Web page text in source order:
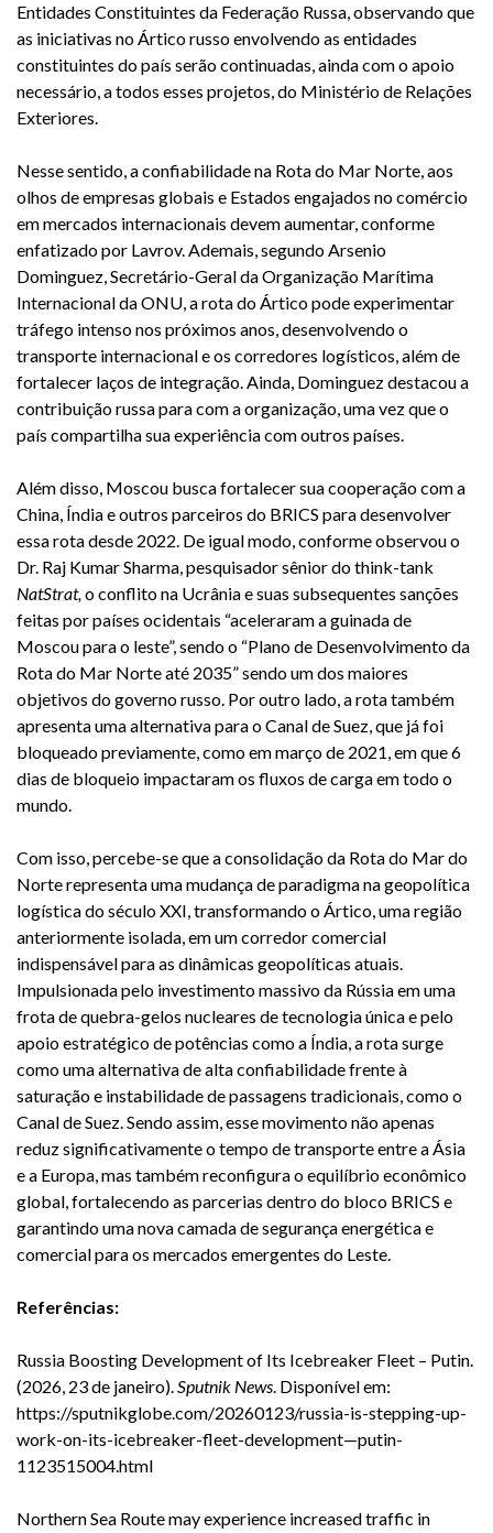
Entidades Constituintes da Federação Russa, observando que
as iniciativas no Ártico russo envolvendo as entidades
constituintes do país serão continuadas, ainda com o apoio
necessário, a todos esses projetos, do Ministério de Relações
Exteriores.
Nesse sentido, a confiabilidade na Rota do Mar Norte, aos
olhos de empresas globais e Estados engajados no comércio
em mercados internacionais devem aumentar, conforme
enfatizado por Lavrov. Ademais, segundo Arsenio
Dominguez, Secretário-Geral da Organização Marítima
Internacional da ONU, a rota do Ártico pode experimentar
tráfego intenso nos próximos anos, desenvolvendo o
transporte internacional e os corredores logísticos, além de
fortalecer laços de integração. Ainda, Dominguez destacou a
contribuição russa para com a organização, uma vez que o
país compartilha sua experiência com outros países.
Além disso, Moscou busca fortalecer sua cooperação com a
China, Índia e outros parceiros do BRICS para desenvolver
essa rota desde 2022. De igual modo, conforme observou o
Dr. Raj Kumar Sharma, pesquisador sênior do think-tank
NatStrat,o conflito na Ucrânia e suas subsequentes sanções
feitas por países ocidentais “aceleraram a guinada de
Moscou para o leste”, sendo o “Plano de Desenvolvimento da
Rota do Mar Norte até 2035” sendo um dos maiores
objetivos do governo russo. Por outro lado, a rota também
apresenta uma alternativa para o Canal de Suez, que já foi
bloqueado previamente, como em março de 2021, em que 6
dias de bloqueio impactaram os fluxos de carga em todo o
mundo.
Com isso, percebe-se que a consolidação da Rota do Mar do
Norte representa uma mudança de paradigma na geopolítica
logística do século XXI, transformando o Ártico, uma região
anteriormente isolada, em um corredor comercial
indispensável para as dinâmicas geopolíticas atuais.
Impulsionada pelo investimento massivo da Rússia em uma
frota de quebra-gelos nucleares de tecnologia única e pelo
apoio estratégico de potências como a Índia, a rota surge
como uma alternativa de alta confiabilidade frente à
saturação e instabilidade de passagens tradicionais, como o
Canal de Suez. Sendo assim, esse movimento não apenas
reduz significativamente o tempo de transporte entre a Ásia
e a Europa, mas também reconfigura o equilíbrio econômico
global, fortalecendo as parcerias dentro do bloco BRICS e
garantindo uma nova camada de segurança energética e
comercial para os mercados emergentes do Leste.
Referências:
Russia Boosting Development of Its Icebreaker Fleet – Putin.
(2026, 23 de janeiro).Sputnik News. Disponível em:
https://sputnikglobe.com/20260123/russia-is-stepping-up-
work-on-its-icebreaker-fleet-development—putin-
1123515004.html
Northern Sea Route may experience increased traffic in